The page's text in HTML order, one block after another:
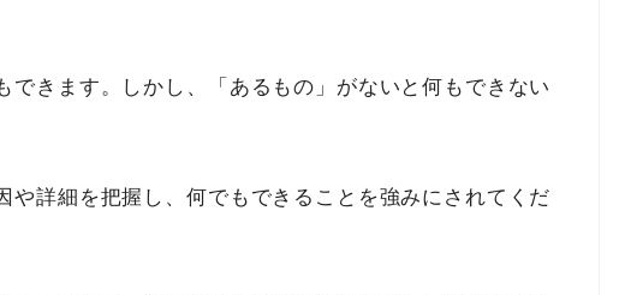
できます。しかし、「あるもの」がないと何もできない
や詳細を把握し、何でもできることを強みにされてくだ